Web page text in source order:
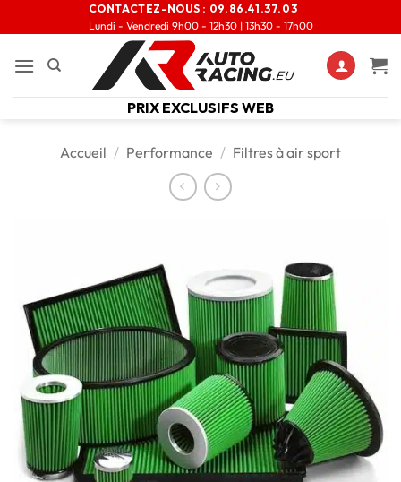
CONTACTEZ-NOUS : 09.86.41.37.03
Lundi - Vendredi 9h00 - 12h30 | 13h30 - 17h00
PRIX EXCLUSIFS WEB
Accueil / Performance / Filtres à air sport